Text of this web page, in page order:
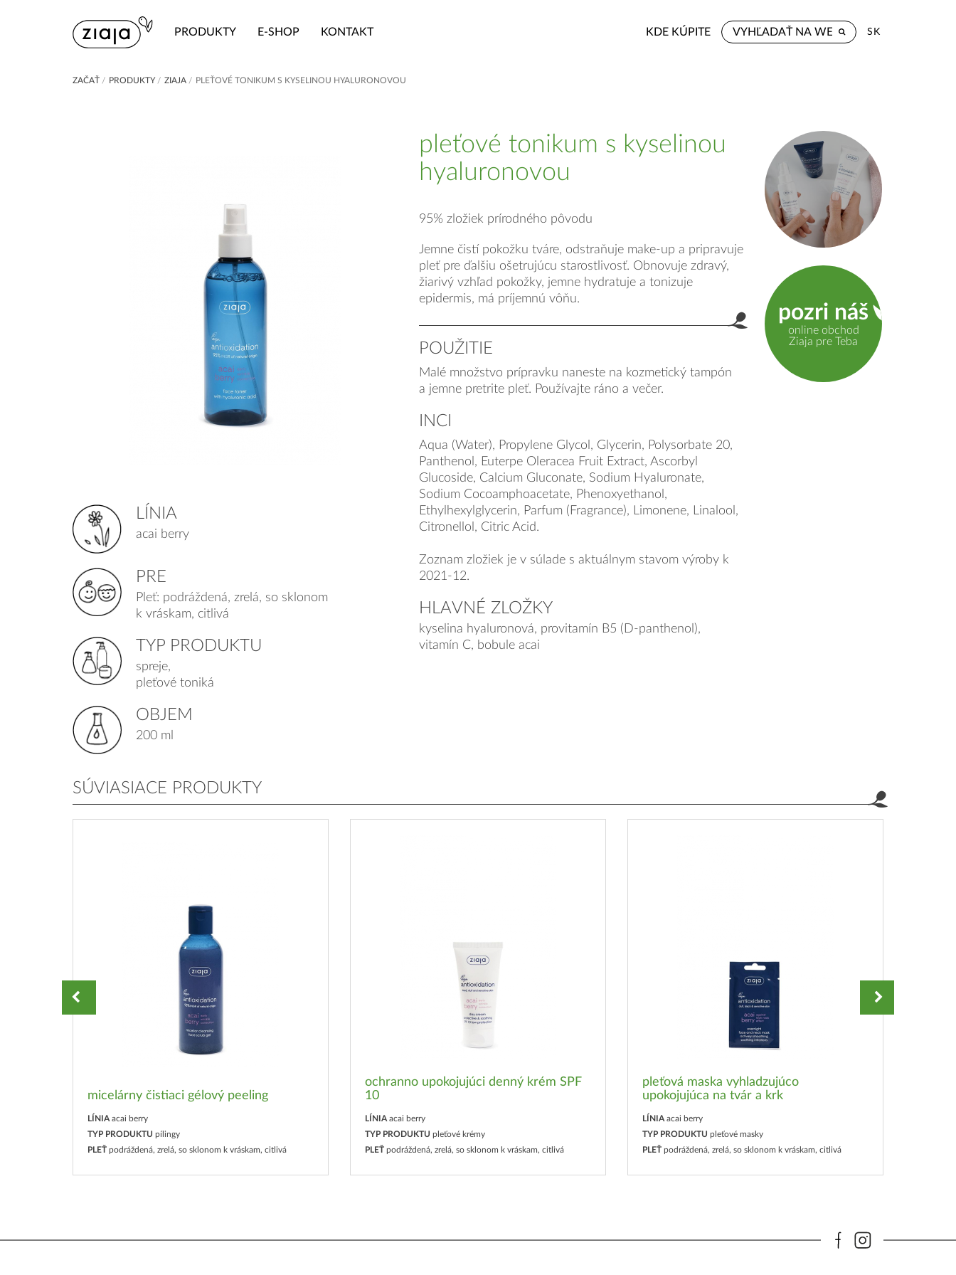
PRODUKTY E-SHOP KONTAKT KDE KÚPITE SK
ZAČAŤ / PRODUKTY / ZIAJA / PLEŤOVÉ TONIKUM S KYSELINOU HYALURONOVOU
LÍNIA
acai berry
PRE
Pleť: podráždená, zrelá, so sklonom
k vráskam, citlivá
TYP PRODUKTU
spreje,
pleťové toniká
OBJEM
200 ml
pleťové tonikum s kyselinou
hyaluronovou
95% zložiek prírodného pôvodu
Jemne čistí pokožku tváre, odstraňuje make-up a pripravuje
pleť pre ďalšiu ošetrujúcu starostlivosť. Obnovuje zdravý,
žiarivý vzhľad pokožky, jemne hydratuje a tonizuje
epidermis, má príjemnú vôňu.
POUŽITIE
Malé množstvo prípravku naneste na kozmetický tampón
a jemne pretrite pleť. Používajte ráno a večer.
INCI
Aqua (Water), Propylene Glycol, Glycerin, Polysorbate 20,
Panthenol, Euterpe Oleracea Fruit Extract, Ascorbyl
Glucoside, Calcium Gluconate, Sodium Hyaluronate,
Sodium Cocoamphoacetate, Phenoxyethanol,
Ethylhexylglycerin, Parfum (Fragrance), Limonene, Linalool,
Citronellol, Citric Acid.
Zoznam zložiek je v súlade s aktuálnym stavom výroby k
2021-12.
HLAVNÉ ZLOŽKY
kyselina hyaluronová, provitamín B5 (D-panthenol),
vitamín C, bobule acai
Použitie
pozri náš
online obchod
Ziaja pre Teba
SÚVIASIACE PRODUKTY
micelárny čistiaci gélový peeling
LÍNIA acai berry
TYP PRODUKTU pílingy
PLEŤ podráždená, zrelá, so sklonom k vráskam, citlivá
ochranno upokojujúci denný krém SPF
10
LÍNIA acai berry
TYP PRODUKTU pleťové krémy
PLEŤ podráždená, zrelá, so sklonom k vráskam, citlivá
pleťová maska vyhladzujúco
upokojujúca na tvár a krk
LÍNIA acai berry
TYP PRODUKTU pleťové masky
PLEŤ podráždená, zrelá, so sklonom k vráskam, citlivá